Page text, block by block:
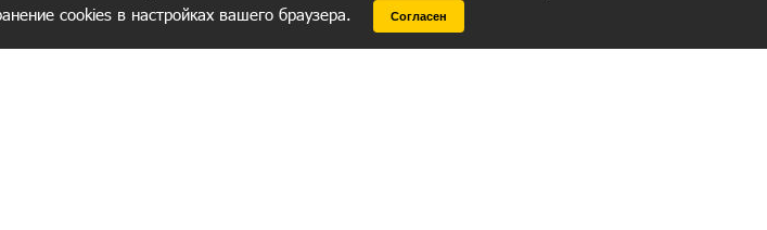
cookies в настройках вашего браузера. Согласен